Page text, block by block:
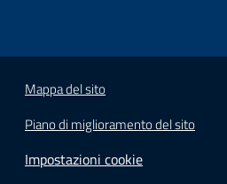
Mappa del sito
Piano di miglioramento del sito
Impostazioni cookie